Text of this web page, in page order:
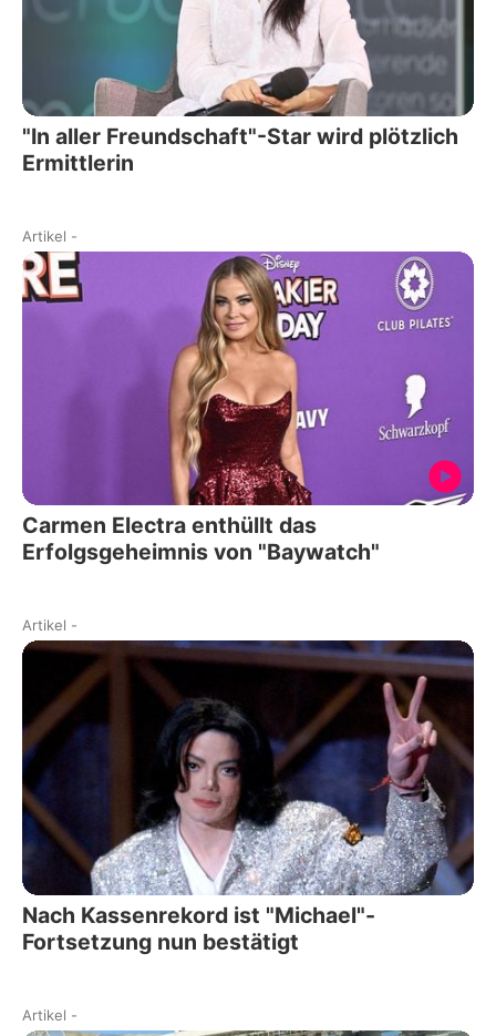
"In aller Freundschaft"-Star wird plötzlich
Ermittlerin
Artikel -
Carmen Electra enthüllt das
Erfolgsgeheimnis von "Baywatch"
Artikel -
Nach Kassenrekord ist "Michael"-
Fortsetzung nun bestätigt
Artikel -